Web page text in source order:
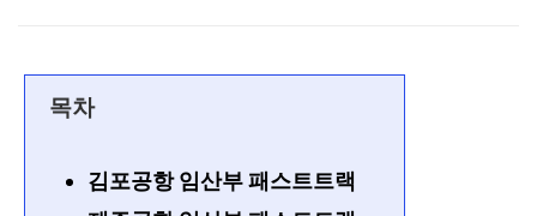
목차
김포공항 임산부 패스트트랙